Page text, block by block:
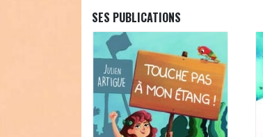
SES PUBLICATIONS